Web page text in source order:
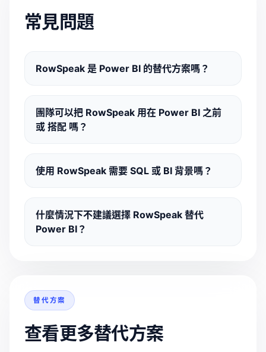
常見問題
RowSpeak 是 Power BI 的替代方案嗎？
團隊可以把 RowSpeak 用在 Power BI 之前
或 搭配 嗎？
使用 RowSpeak 需要 SQL 或 BI 背景嗎？
什麼情況下不建議選擇 RowSpeak 替代
Power BI？
替代方案
查看更多替代方案